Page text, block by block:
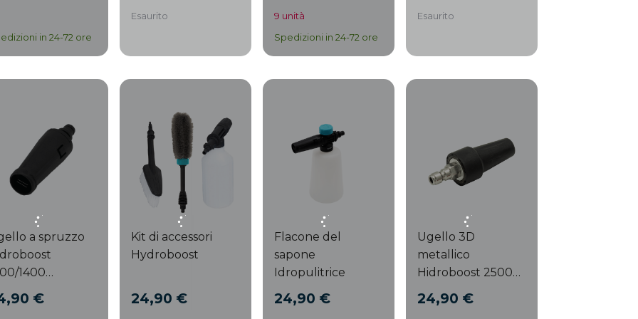
in 24-72 ore
Esaurito
9 unità
Spedizioni in 24-72 ore
Esaurito
a spruzzo
1400
1500/1500
1600
€
Kit di accessori
Hydroboost
24,90 €
Flacone del
sapone
Idropulitrice
24,90 €
Ugello 3D
metallico
Hidroboost 2500
Home&Car/3200
Induction
24,90 €